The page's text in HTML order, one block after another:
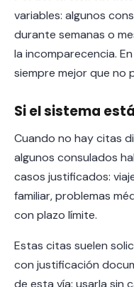
variables: algunos
durante semanas o
la incomparecencia.
siempre mejor que no
Si el sistema
Cuando no hay citas
algunos consulados
casos justificados:
familiar, problemas
con plazo límite.
Estas citas suelen
con justificación
de esta vía: usarla sin